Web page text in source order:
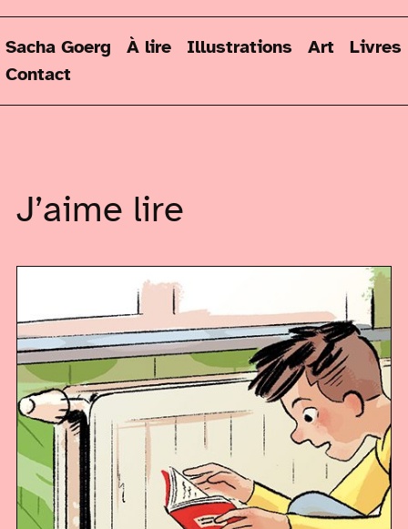
Sacha Goerg À lire Illustrations Art
Livres
Contact
J’aime lire